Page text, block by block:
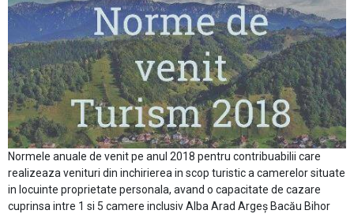
Normele anuale de venit pe anul 2018 pentru contribuabilii care
realizeaza venituri din inchirierea in scop turistic a camerelor situate
in locuinte proprietate personala, avand o capacitate de cazare
cuprinsa intre 1 si 5 camere inclusiv Alba Arad Argeș Bacău Bihor